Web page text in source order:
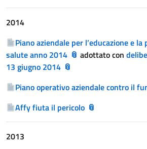
2014
Piano aziendale per l’educazione e
salute anno 2014
adottato con
13 giugno 2014
Piano operativo aziendale contro il
Affy fiuta il pericolo
2013